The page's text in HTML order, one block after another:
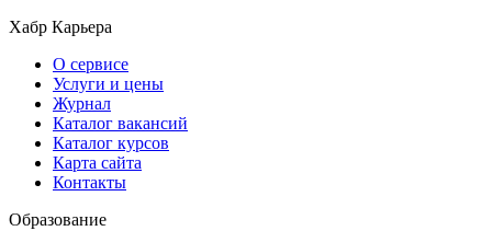
Хабр Карьера
О сервисе
Услуги и цены
Журнал
Каталог вакансий
Каталог курсов
Карта сайта
Контакты
Образование